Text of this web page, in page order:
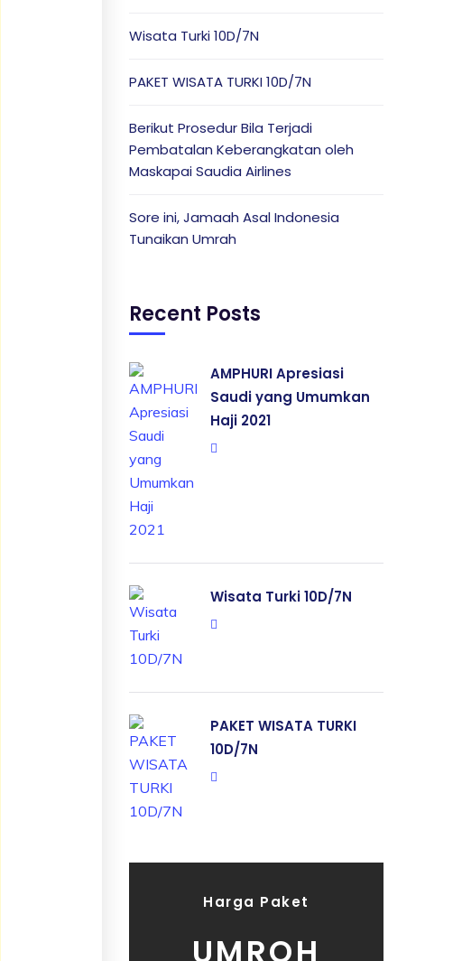
Wisata Turki 10D/7N
PAKET WISATA TURKI 10D/7N
Berikut Prosedur Bila Terjadi
Pembatalan Keberangkatan oleh
Maskapai Saudia Airlines
Sore ini, Jamaah Asal Indonesia
Tunaikan Umrah
Recent Posts
AMPHURI Apresiasi
Saudi yang Umumkan
Haji 2021
Wisata Turki 10D/7N
PAKET WISATA TURKI
10D/7N
Harga Paket
UMROH